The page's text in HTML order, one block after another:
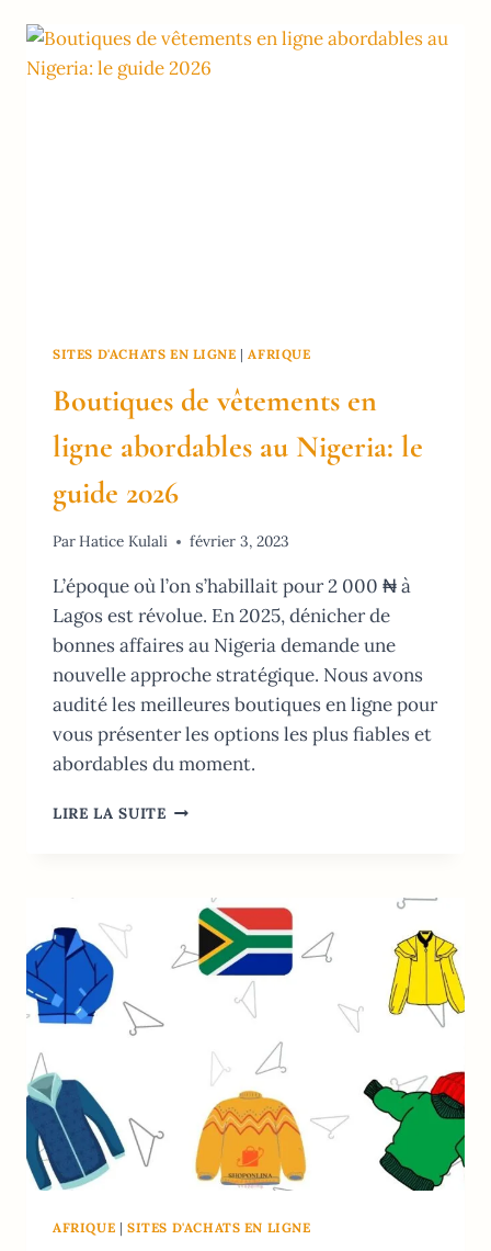
AU
GHANA
:
SITES D'ACHATS EN LIGNE |AFRIQUE
Boutiques de vêtements en
ligne abordables au Nigeria: le
guide 2026
ParHatice Kulali février 3, 2023
L’époque où l’on s’habillait pour 2 000 ₦ à
Lagos est révolue. En 2025, dénicher de
bonnes affaires au Nigeria demande une
nouvelle approche stratégique. Nous avons
audité les meilleures boutiques en ligne pour
vous présenter les options les plus fiables et
abordables du moment.
LIRE LA SUITEBOUTIQUES
LIGNE
ABORDABLES
AU
NIGERIA:
AFRIQUE | SITES D'ACHATS EN LIGNE